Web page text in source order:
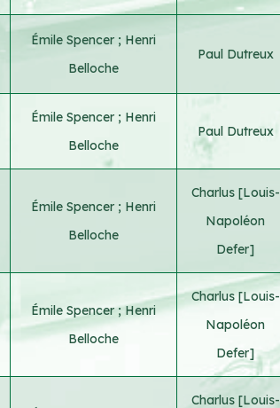
Émile Spencer ; Henri
Belloche
Paul Dutreux
Émile Spencer ; Henri
Belloche
Paul Dutreux
Émile Spencer ; Henri
Belloche
Charlus [Louis-
Napoléon
Defer]
Émile Spencer;Henri
Belloche
Charlus [Louis-
Napoléon
Defer]
Charlus [Louis-